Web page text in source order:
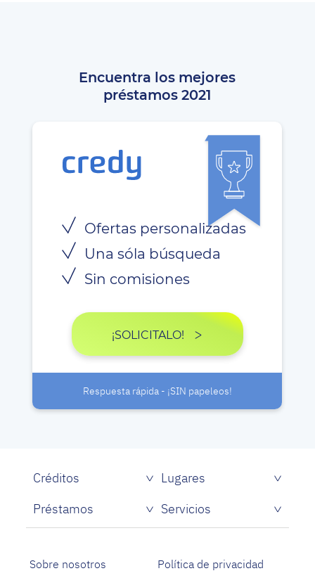
Encuentra los mejores
préstamos 2021
Ofertas personalizadas
Una sóla búsqueda
Sin comisiones
¡SOLICITALO!
Respuesta rápida - ¡SIN papeleos!
Créditos
Lugares
Préstamos
Servicios
Sobre nosotros Política de privacidad